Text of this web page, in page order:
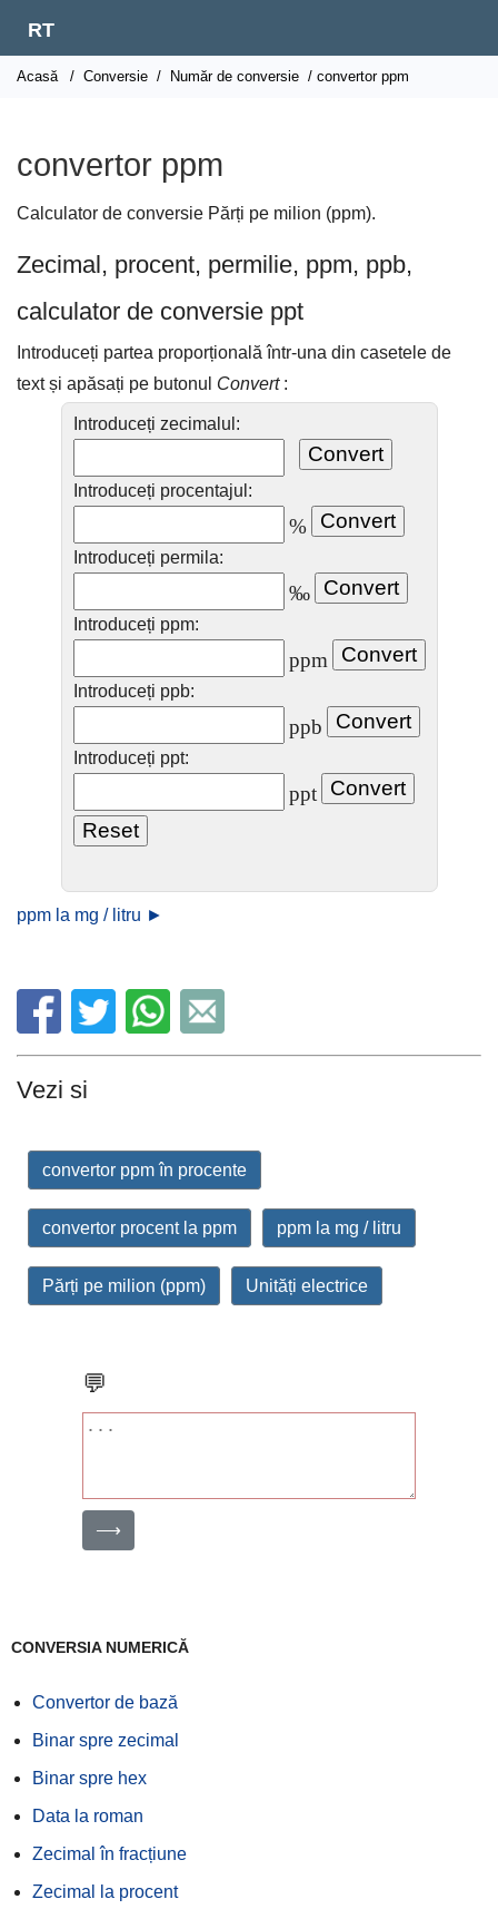
RT
Acasă / Conversie / Număr de conversie / convertor ppm
convertor ppm
Calculator de conversie Părți pe milion (ppm).
Zecimal, procent, permilie, ppm, ppb,
calculator de conversie ppt
Introduceți partea proporțională într-una din casetele de
text și apăsați pe butonul Convert:
Introduceți zecimalul:
Introduceți procentajul:
%
Introduceți permila:
‰
Introduceți ppm:
ppm
Introduceți ppb:
ppb
Introduceți ppt:
ppt
ppm la mg / litru ►
Vezi si
convertor ppm în procente
convertor procent la ppm ppm la mg / litru
Părți pe milion (ppm) Unități electrice
💬
⟶
CONVERSIA NUMERICĂ
Convertor de bază
Binar spre zecimal
Binar spre hex
Data la roman
Zecimal în fracțiune
Zecimal la procent